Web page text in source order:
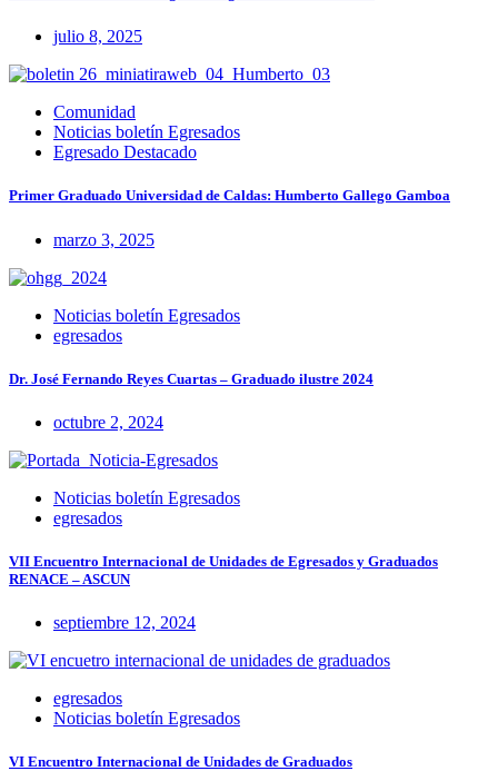
julio 8, 2025
Comunidad
Noticias boletín Egresados
Egresado Destacado
Primer Graduado Universidad de Caldas: Humberto Gallego Gamboa
marzo 3, 2025
Noticias boletín Egresados
egresados
Dr. José Fernando Reyes Cuartas – Graduado ilustre 2024
octubre 2, 2024
Noticias boletín Egresados
egresados
VII Encuentro Internacional de Unidades de Egresados y Graduados
RENACE – ASCUN
septiembre 12, 2024
egresados
Noticias boletín Egresados
VI Encuentro Internacional de Unidades de Graduados